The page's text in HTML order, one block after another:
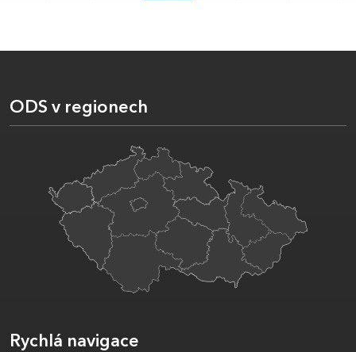
ODS v regionech
Rychlá navigace